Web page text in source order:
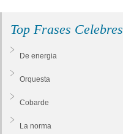
Top Frases Celebres
De energia
Orquesta
Cobarde
La norma